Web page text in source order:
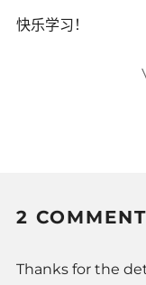
快乐学习！
2
Thanks for the